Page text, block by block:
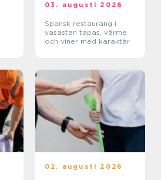
03. augusti 2026
Spansk restaurang i
vasastan tapas, värme
och viner med karaktär
02. augusti 2026